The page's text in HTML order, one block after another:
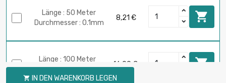
Länge : 50 Meter
Durchmesser : 0.1mm
8,21 € 
Länge : 100 Meter
Durchmesser : 0.1mm
16,09 € 
 IN DEN WARENKORB LEGEN